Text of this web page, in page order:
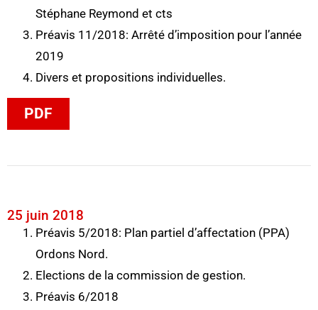
Stéphane Reymond et cts
Préavis 11/2018: Arrêté d’imposition pour l’année
2019
Divers et propositions individuelles.
PDF
25 juin 2018
Préavis 5/2018: Plan partiel d’affectation (PPA)
Ordons Nord.
Elections de la commission de gestion.
Préavis 6/2018